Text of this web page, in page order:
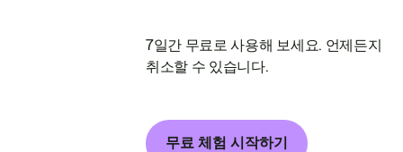
7일간 무료로 사용해 보세요. 언제든지
취소할 수 있습니다.
무료 체험 시작하기